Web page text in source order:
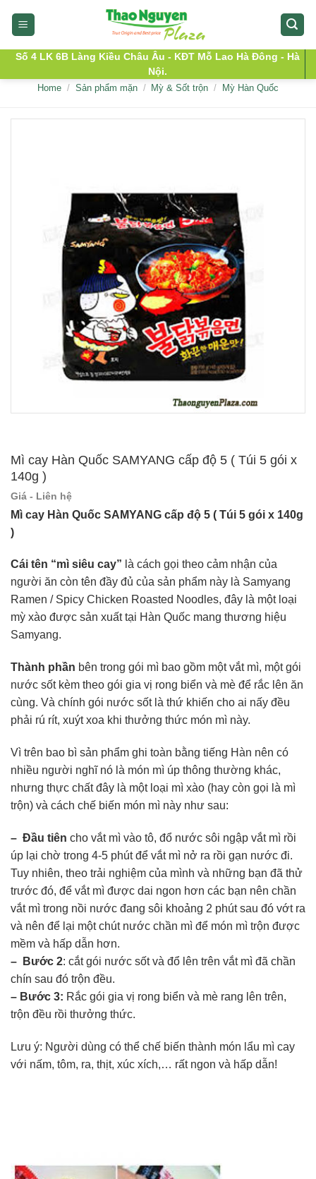
Số 4 LK 6B Làng Kiều Châu Âu - KĐT Mỗ Lao Hà Đông - Hà
Nội.
Home / Sản phẩm mặn / Mỳ & Sốt trộn / Mỳ Hàn Quốc
Mì cay Hàn Quốc SAMYANG cấp độ 5 ( Túi 5 gói x
140g )
Giá - Liên hệ
Mì cay Hàn Quốc SAMYANG cấp độ 5 ( Túi 5 gói x 140g
)
Cái tên “mì siêu cay” là cách gọi theo cảm nhận của
người ăn còn tên đầy đủ của sản phẩm này là Samyang
Ramen / Spicy Chicken Roasted Noodles, đây là một loại
mỳ xào được sản xuất tại Hàn Quốc mang thương hiệu
Samyang.
Thành phần bên trong gói mì bao gồm một vắt mì, một gói
nước sốt kèm theo gói gia vị rong biển và mè để rắc lên ăn
cùng. Và chính gói nước sốt là thứ khiến cho ai nấy đều
phải rú rít, xuýt xoa khi thưởng thức món mì này.
Vì trên bao bì sản phẩm ghi toàn bằng tiếng Hàn nên có
nhiều người nghĩ nó là món mì úp thông thường khác,
nhưng thực chất đây là một loại mì xào (hay còn gọi là mì
trộn) và cách chế biến món mì này như sau:
– Đầu tiên cho vắt mì vào tô, đổ nước sôi ngập vắt mì rồi
úp lại chờ trong 4-5 phút để vắt mì nở ra rồi gạn nước đi.
Tuy nhiên, theo trải nghiệm của mình và những bạn đã thử
trước đó, để vắt mì được dai ngon hơn các bạn nên chần
vắt mì trong nồi nước đang sôi khoảng 2 phút sau đó vớt ra
và nên để lại một chút nước chần mì để món mì trộn được
mềm và hấp dẫn hơn.
– Bước 2: cắt gói nước sốt và đổ lên trên vắt mì đã chần
chín sau đó trộn đều.
– Bước 3: Rắc gói gia vị rong biển và mè rang lên trên,
trộn đều rồi thưởng thức.
Lưu ý: Người dùng có thể chế biến thành món lẩu mì cay
với nấm, tôm, ra, thịt, xúc xích,… rất ngon và hấp dẫn!